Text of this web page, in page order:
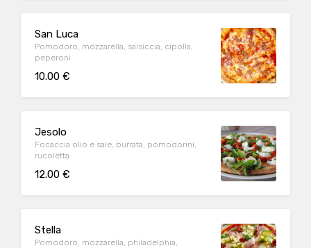
San Luca
Pomodoro, mozzarella, salsiccia, cipolla,
peperoni
10.00 €
Jesolo
Focaccia olio e sale, burrata, pomodorini,
rucoletta
12.00 €
Stella
Pomodoro, mozzarella, philadelphia,